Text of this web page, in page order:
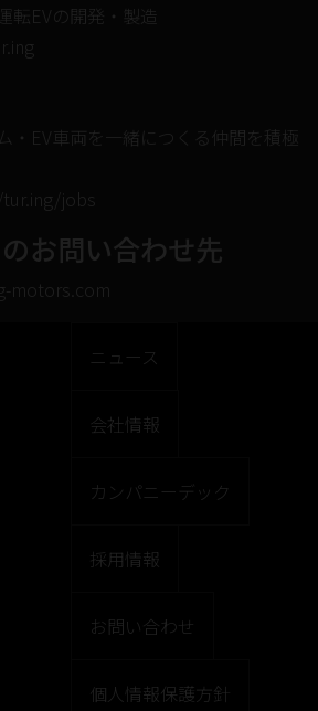
転EVの開発・製造
・EV⾞両を⼀緒につくる仲間を積極
jobs
お問い合わせ先
motors.com
ニュース
会社情報
カンパニーデック
採用情報
お問い合わせ
個人情報保護方針